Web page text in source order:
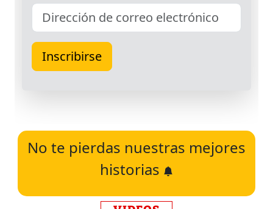
No te pierdas nuestras mejores
historias